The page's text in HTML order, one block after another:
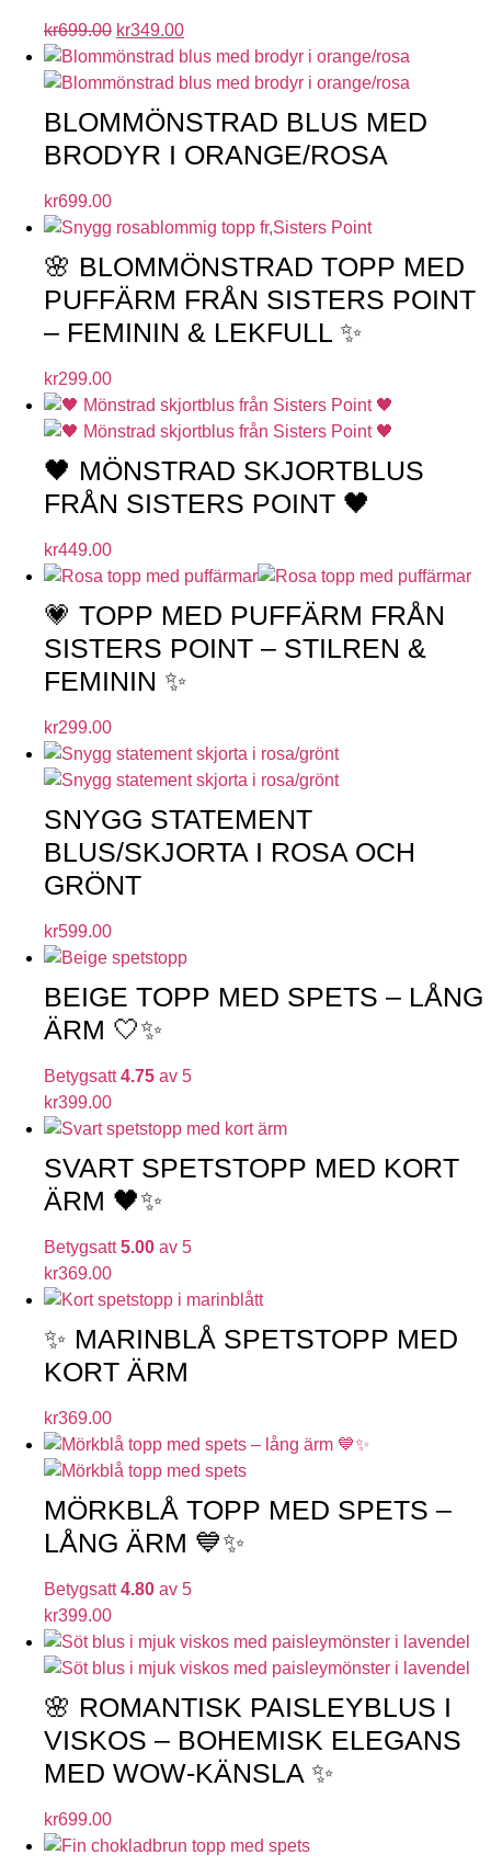
kr699.00 kr349.00
BLOMMÖNSTRAD BLUS MED
BRODYR I ORANGE/ROSA
kr699.00
🌸 BLOMMÖNSTRAD TOPP MED
PUFFÄRM FRÅN SISTERS POINT
– FEMININ & LEKFULL ✨
kr299.00
🖤 MÖNSTRAD SKJORTBLUS
FRÅN SISTERS POINT 🖤
kr449.00
💗 TOPP MED PUFFÄRM FRÅN
SISTERS POINT – STILREN &
FEMININ ✨
kr299.00
SNYGG STATEMENT
BLUS/SKJORTA I ROSA OCH
GRÖNT
kr599.00
BEIGE TOPP MED SPETS – LÅNG
ÄRM 🤍✨
Betygsatt4.75 av 5
kr399.00
SVART SPETSTOPP MED KORT
ÄRM 🖤✨
Betygsatt5.00 av 5
kr369.00
✨ MARINBLÅ SPETSTOPP MED
KORT ÄRM
kr369.00
MÖRKBLÅ TOPP MED SPETS –
LÅNG ÄRM 💙✨
Betygsatt4.80 av 5
kr399.00
🌸 ROMANTISK PAISLEYBLUS I
VISKOS – BOHEMISK ELEGANS
MED WOW-KÄNSLA ✨
kr699.00